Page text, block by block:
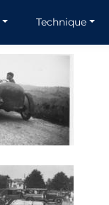
Technique